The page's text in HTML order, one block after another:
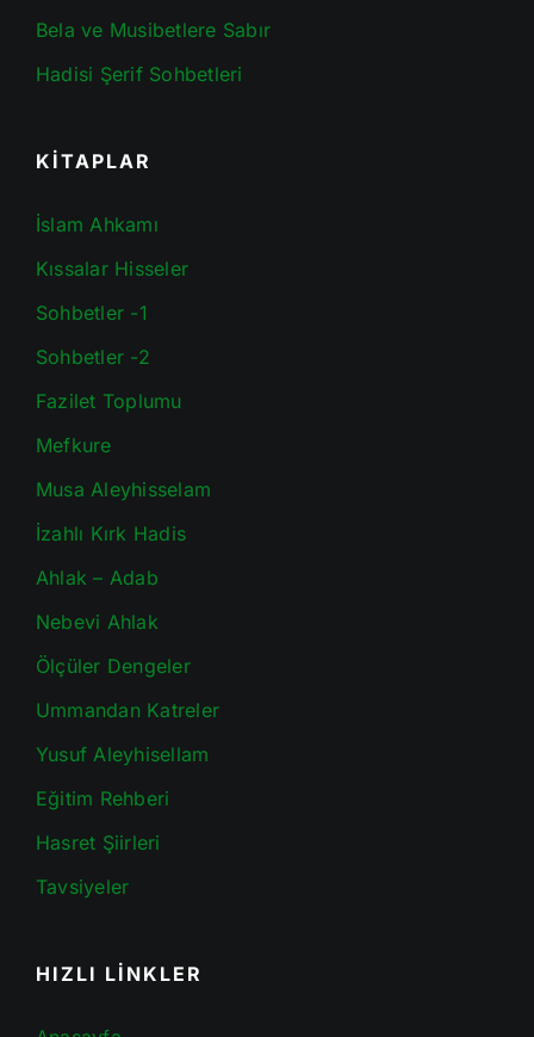
Bela ve Musibetlere Sabır
Hadisi Şerif Sohbetleri
KİTAPLAR
İslam Ahkamı
Kıssalar Hisseler
Sohbetler -1
Sohbetler -2
Fazilet Toplumu
Mefkure
Musa Aleyhisselam
İzahlı Kırk Hadis
Ahlak – Adab
Nebevi Ahlak
Ölçüler Dengeler
Ummandan Katreler
Yusuf Aleyhisellam
Eğitim Rehberi
Hasret Şiirleri
Tavsiyeler
HIZLI LİNKLER